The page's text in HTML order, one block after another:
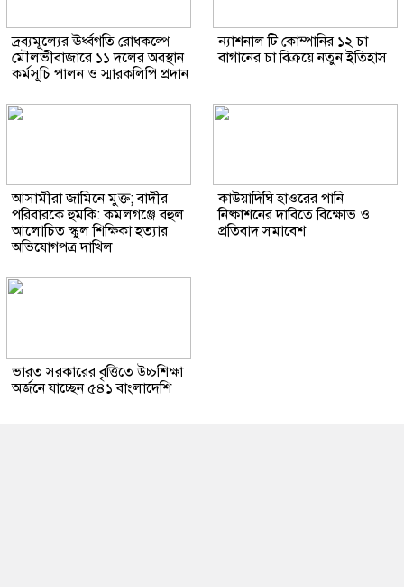
দ্রব্যমূল্যের ঊর্ধ্বগতি রোধকল্পে
মৌলভীবাজারে ১১ দলের অবস্থান
কর্মসূচি পালন ও স্মারকলিপি প্রদান
ন্যাশনাল টি কোম্পানির ১২ চা
বাগানের চা বিক্রয়ে নতুন ইতিহাস
আসামীরা জামিনে মুক্ত; বাদীর
পরিবারকে হুমকি: কমলগঞ্জে বহুল
আলোচিত স্কুল শিক্ষিকা হত্যার
অভিযোগপত্র দাখিল
কাউয়াদিঘি হাওরের পানি
নিষ্কাশনের দাবিতে বিক্ষোভ ও
প্রতিবাদ সমাবেশ
ভারত সরকারের বৃত্তিতে উচ্চশিক্ষা
অর্জনে যাচ্ছেন ৫৪১ বাংলাদেশি